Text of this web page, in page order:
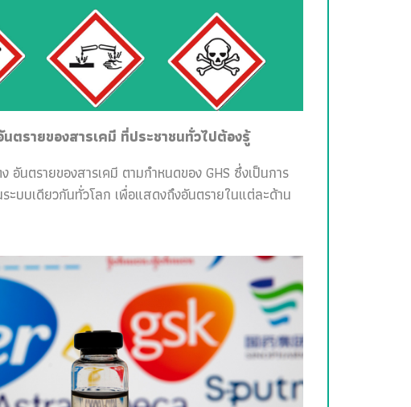
รายของสารเคมี ที่ประชาชนทั่วไปต้องรู้
ตรายของสารเคมี ตามกำหนดของ GHS ซึ่งเป็นการ
ะบบเดียวกันทั่วโลก เพื่อแสดงถึงอันตรายในแต่ละด้าน